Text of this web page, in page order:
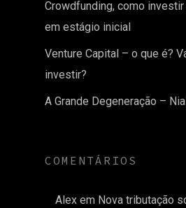
Crowdfunding, como
em estágio inicial
Venture Capital – o que é?
investir?
A Grande Degeneração –
COMENTÁRIOS
Alex em Nova tributação